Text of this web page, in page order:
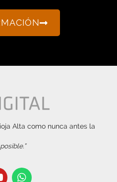
Alta como nunca antes la